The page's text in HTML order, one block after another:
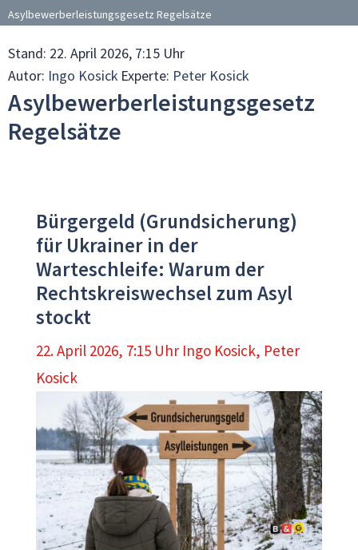
Asylbewerberleistungsgesetz Regelsätze
Stand: 22. April 2026, 7:15 Uhr
Autor: Ingo Kosick Experte: Peter Kosick
Asylbewerberleistungsgesetz
Regelsätze
Bürgergeld (Grundsicherung)
für Ukrainer in der
Warteschleife: Warum der
Rechtskreiswechsel zum Asyl
stockt
22. April 2026, 7:15 Uhr Ingo Kosick, Peter
Kosick